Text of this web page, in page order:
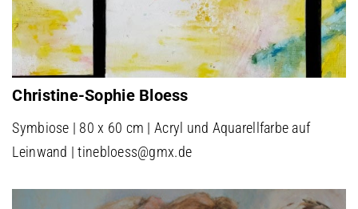
Christine-Sophie Bloess
Symbiose | 80 x 60 cm | Acryl und Aquarellfarbe auf
Leinwand | tinebloess@gmx.de